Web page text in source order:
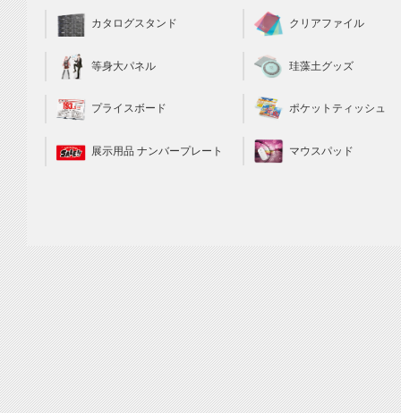
カタログスタンド
等身大パネル
プライスボード
展示用品 ナンバープレート
クリアファイル
珪藻土グッズ
ポケットティッシュ
マウスパッド